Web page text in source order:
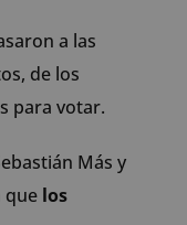
a las
de los
para votar.
Más y
que los